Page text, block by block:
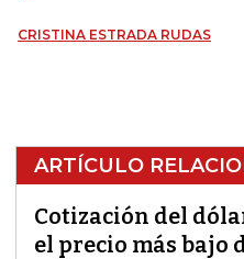
CRISTINA ESTRADA RUDAS
ARTÍCULO
Cotización del
el precio más bajo